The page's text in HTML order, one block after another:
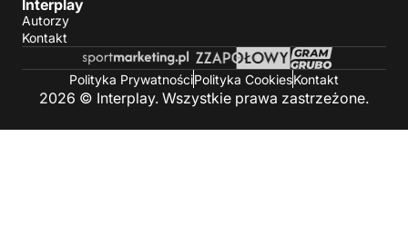
Interplay
Autorzy
Kontakt
Polityka PrywatnościPolityka CookiesKontakt
2026 © Interplay. Wszystkie prawa zastrzeżone.